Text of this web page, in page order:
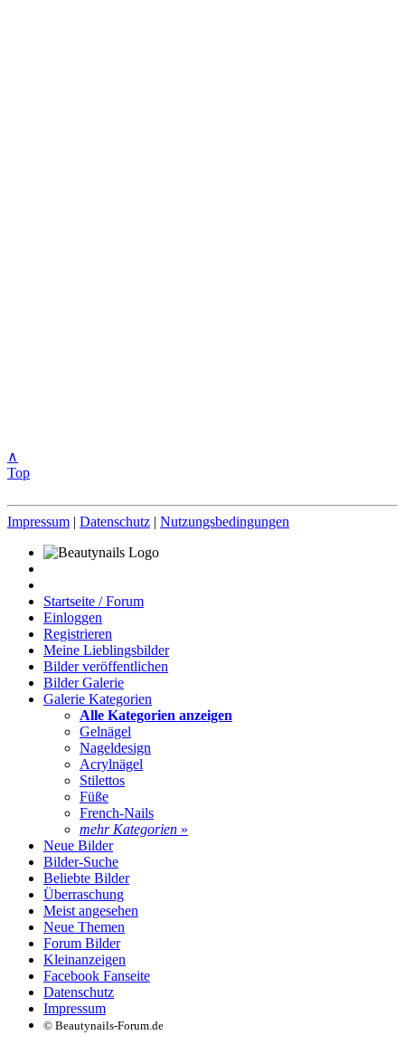
∧
Top
Impressum | Datenschutz | Nutzungsbedingungen
Startseite / Forum
Einloggen
Registrieren
Meine Lieblingsbilder
Bilder veröffentlichen
Bilder Galerie
Galerie Kategorien
Alle Kategorien anzeigen
Gelnägel
Nageldesign
Acrylnägel
Stilettos
Füße
French-Nails
mehr Kategorien »
Neue Bilder
Bilder-Suche
Beliebte Bilder
Überraschung
Meist angesehen
Neue Themen
Forum Bilder
Kleinanzeigen
Facebook Fanseite
Datenschutz
Impressum
© Beautynails-Forum.de